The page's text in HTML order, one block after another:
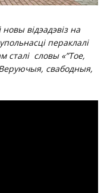
відэадэвіз на
пераклалі
сталі словы «”Тое,
свабодныя,